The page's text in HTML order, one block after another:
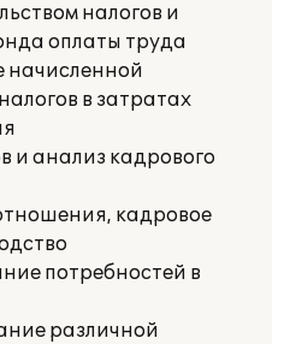
налогов и
оплаты труда
начисленной
в затратах
и анализ кадрового
кадровое
потребностей в
различной